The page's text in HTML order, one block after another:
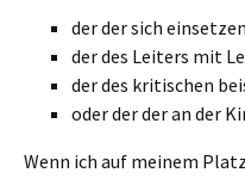
der der sich
der des Leiters mit
der des kritischen
oder der der an der
Wenn ich auf meinem